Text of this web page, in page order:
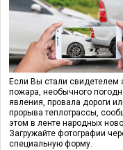
Если Вы стали свидетелем
пожара, необычного
явления, провала дороги
прорыва теплотрассы,
этом в ленте народных
Загружайте фотографии
специальную форму.